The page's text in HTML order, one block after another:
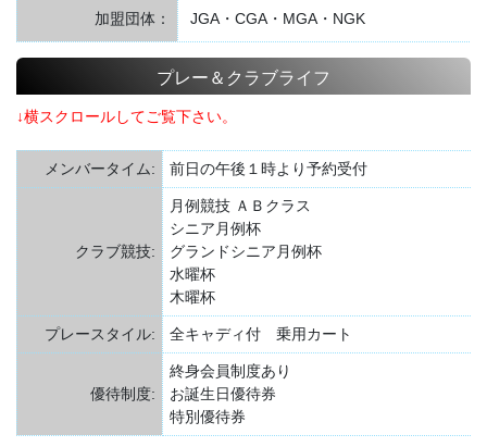
加盟団体： JGA・CGA・MGA・NGK
プレー＆クラブライフ
↓横スクロールしてご覧下さい。
メンバータイム: 前日の午後１時より予約受付
クラブ競技:
月例競技 ＡＢクラス
シニア月例杯
グランドシニア月例杯
水曜杯
木曜杯
プレースタイル: 全キャディ付 乗用カート
優待制度:
終身会員制度あり
お誕生日優待券
特別優待券